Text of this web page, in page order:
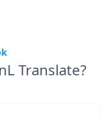
Translate?